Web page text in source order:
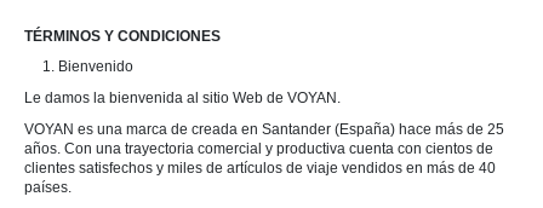
TÉRMINOS Y CONDICIONES
1. Bienvenido
Le damos la bienvenida al sitio Web de VOYAN.
VOYAN es una marca de creada en Santander (España) hace más de 25
años. Con una trayectoria comercial y productiva cuenta con cientos de
clientes satisfechos y miles de artículos de viaje vendidos en más de 40
países.